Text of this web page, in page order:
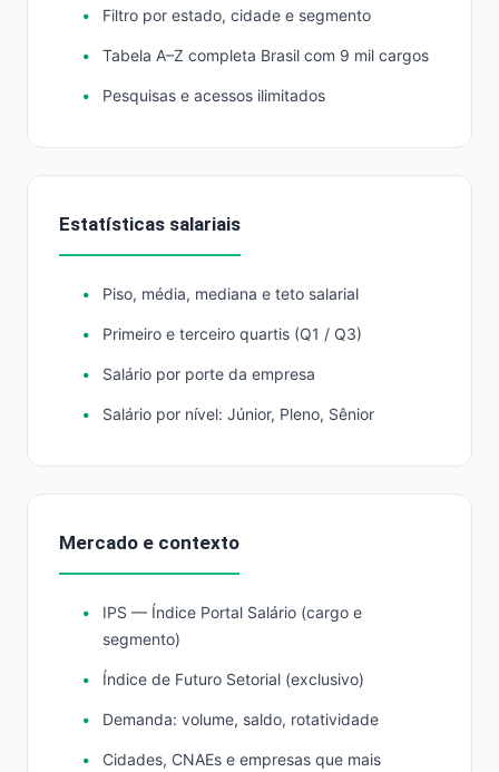
Filtro por estado, cidade e segmento
Tabela A–Z completa Brasil com 9 mil cargos
Pesquisas e acessos ilimitados
Estatísticas salariais
Piso, média, mediana e teto salarial
Primeiro e terceiro quartis (Q1 / Q3)
Salário por porte da empresa
Salário por nível: Júnior, Pleno, Sênior
Mercado e contexto
IPS — Índice Portal Salário (cargo e
segmento)
Índice de Futuro Setorial (exclusivo)
Demanda: volume, saldo, rotatividade
Cidades, CNAEs e empresas que mais